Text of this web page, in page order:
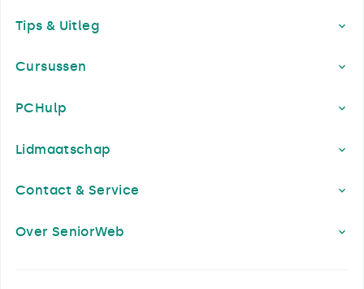
Tips & Uitleg
Cursussen
PCHulp
Lidmaatschap
Contact & Service
Over SeniorWeb